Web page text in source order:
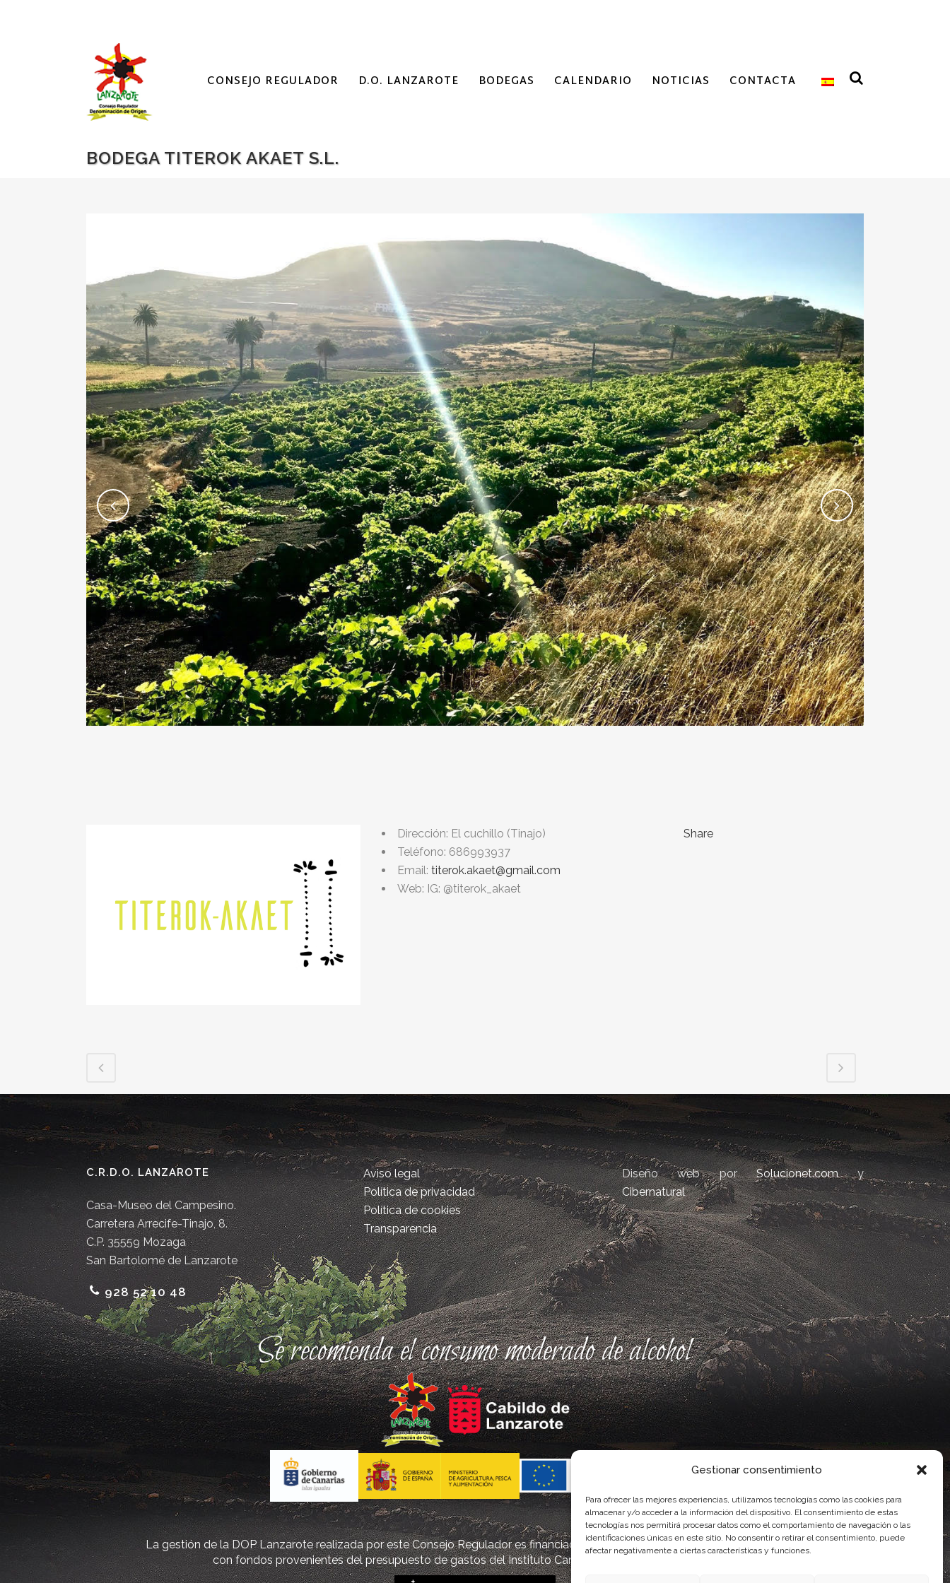
Gestionar consentimiento
Para ofrecer las mejores experiencias, utilizamos tecnologías como las cookies para
almacenar y/o acceder a la información del dispositivo. El consentimiento de estas
tecnologías nos permitirá procesar datos como el comportamiento de navegación o las
identificaciones únicas en este sitio. No consentir o retirar el consentimiento, puede
afectar negativamente a ciertas características y funciones.
CONSEJO REGULADOR D.O. LANZAROTE BODEGAS CALENDARIO NOTICIAS CONTACTA
BODEGA TITEROK AKAET S.L.
Dirección: El cuchillo (Tinajo)
Teléfono: 686993937
Email: titerok.akaet@gmail.com
Web: IG: @titerok_akaet
Share
C.R.D.O. LANZAROTE
Casa-Museo del Campesino.
Carretera Arrecife-Tinajo, 8.
C.P. 35559 Mozaga
San Bartolomé de Lanzarote
928 52 10 48
Aviso legal
Política de privacidad
Política de cookies
Transparencia
Diseño web porSolucionet.comy
Cibernatural
Se recomienda el consumo moderado de alcohol
La gestión de la DOP Lanzarote realizada por este Consejo Regulador es financiada, parcialmente, por el Gobierno de Canarias
con fondos provenientes del presupuesto de gastos del Instituto Canario de Calidad Agroalimentaria